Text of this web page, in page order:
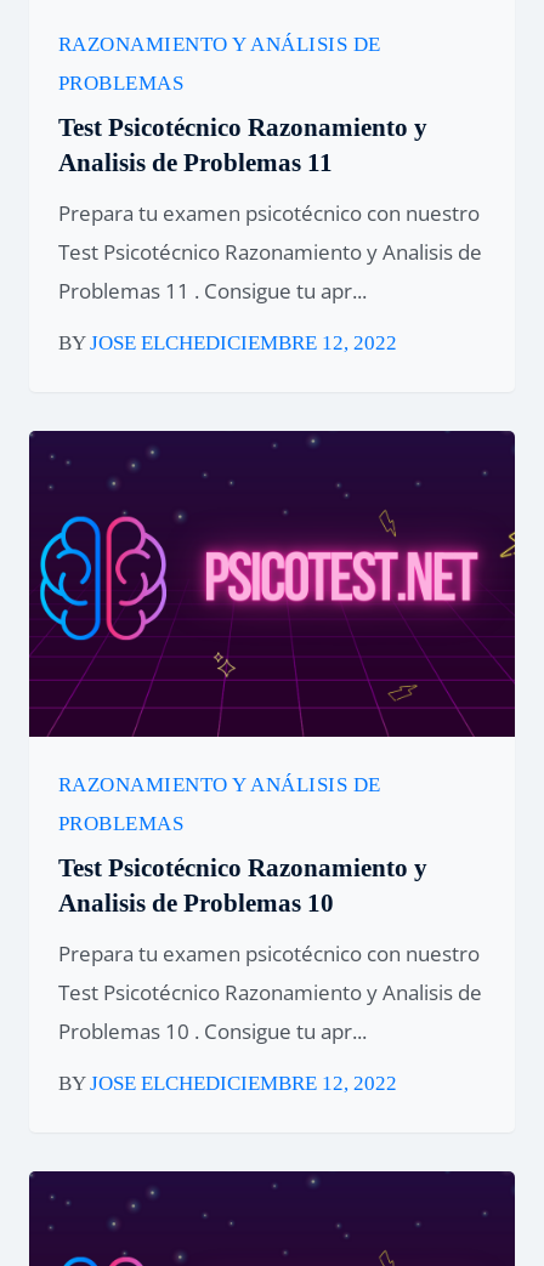
RAZONAMIENTO Y ANÁLISIS DE
PROBLEMAS
Test Psicotécnico Razonamiento y
Analisis de Problemas 11
Prepara tu examen psicotécnico con nuestro
Test Psicotécnico Razonamiento y Analisis de
Problemas 11 . Consigue tu apr...
BYJOSE ELCHEDICIEMBRE 12, 2022
RAZONAMIENTO Y ANÁLISIS DE
PROBLEMAS
Test Psicotécnico Razonamiento y
Analisis de Problemas 10
Prepara tu examen psicotécnico con nuestro
Test Psicotécnico Razonamiento y Analisis de
Problemas 10 . Consigue tu apr...
BYJOSE ELCHEDICIEMBRE 12, 2022